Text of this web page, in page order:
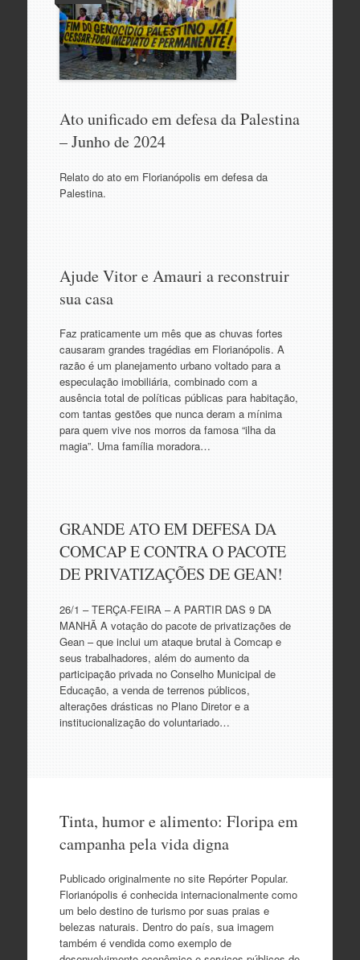
Ato unificado em defesa da Palestina
– Junho de 2024
Relato do ato em Florianópolis em defesa da
Palestina.
Ajude Vitor e Amauri a reconstruir
sua casa
Faz praticamente um mês que as chuvas fortes
causaram grandes tragédias em Florianópolis. A
razão é um planejamento urbano voltado para a
especulação imobiliária, combinado com a
ausência total de políticas públicas para habitação,
com tantas gestões que nunca deram a mínima
para quem vive nos morros da famosa “ilha da
magia”. Uma família moradora…
GRANDE ATO EM DEFESA DA
COMCAP E CONTRA O PACOTE
DE PRIVATIZAÇÕES DE GEAN!
26/1 – TERÇA-FEIRA – A PARTIR DAS 9 DA
MANHÃ A votação do pacote de privatizações de
Gean – que inclui um ataque brutal à Comcap e
seus trabalhadores, além do aumento da
participação privada no Conselho Municipal de
Educação, a venda de terrenos públicos,
alterações drásticas no Plano Diretor e a
institucionalização do voluntariado…
Tinta, humor e alimento: Floripa em
campanha pela vida digna
Publicado originalmente no site Repórter Popular.
Florianópolis é conhecida internacionalmente como
um belo destino de turismo por suas praias e
belezas naturais. Dentro do país, sua imagem
também é vendida como exemplo de